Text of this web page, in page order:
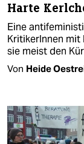
Harte
Eine
KritikerInnen mit
sie meist den
Von Heide